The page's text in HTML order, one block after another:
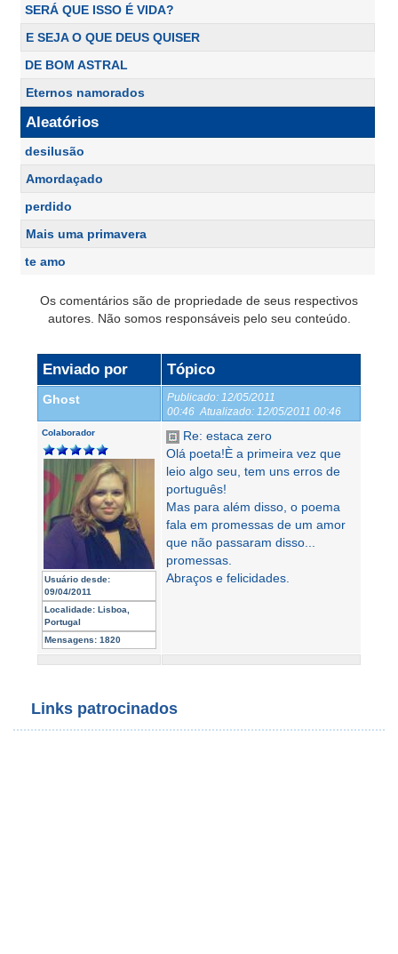
SERÁ QUE ISSO É VIDA?
E SEJA O QUE DEUS QUISER
DE BOM ASTRAL
Eternos namorados
Aleatórios
desilusão
Amordaçado
perdido
Mais uma primavera
te amo
Os comentários são de propriedade de seus respectivos
autores. Não somos responsáveis pelo seu conteúdo.
Enviado por Tópico
Ghost Publicado: 12/05/2011
00:46 Atualizado: 12/05/2011 00:46
Colaborador
Usuário desde:
09/04/2011
Localidade: Lisboa,
Portugal
Mensagens: 1820
Re: estaca zero
Olá poeta!È a primeira vez que
leio algo seu, tem uns erros de
português!
Mas para além disso, o poema
fala em promessas de um amor
que não passaram disso...
promessas.
Abraços e felicidades.
Links patrocinados